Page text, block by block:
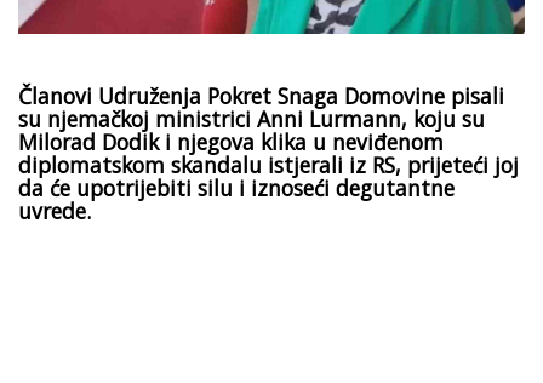
Članovi Udruženja Pokret Snaga Domovine pisali
su njemačkoj ministrici Anni Lurmann, koju su
Milorad Dodik i njegova klika u neviđenom
diplomatskom skandalu istjerali iz RS, prijeteći joj
da će upotrijebiti silu i iznoseći degutantne
uvrede.